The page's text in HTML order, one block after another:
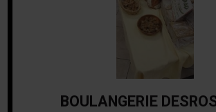
BOULANGERIE